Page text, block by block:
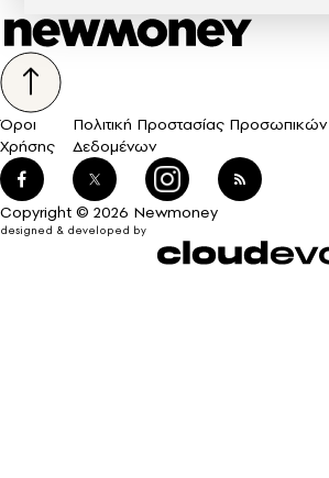
Όροι
Χρήσης
Πολιτική Προστασίας Προσωπικών
Δεδομένων
Copyright © 2026 Newmoney
designed & developed by